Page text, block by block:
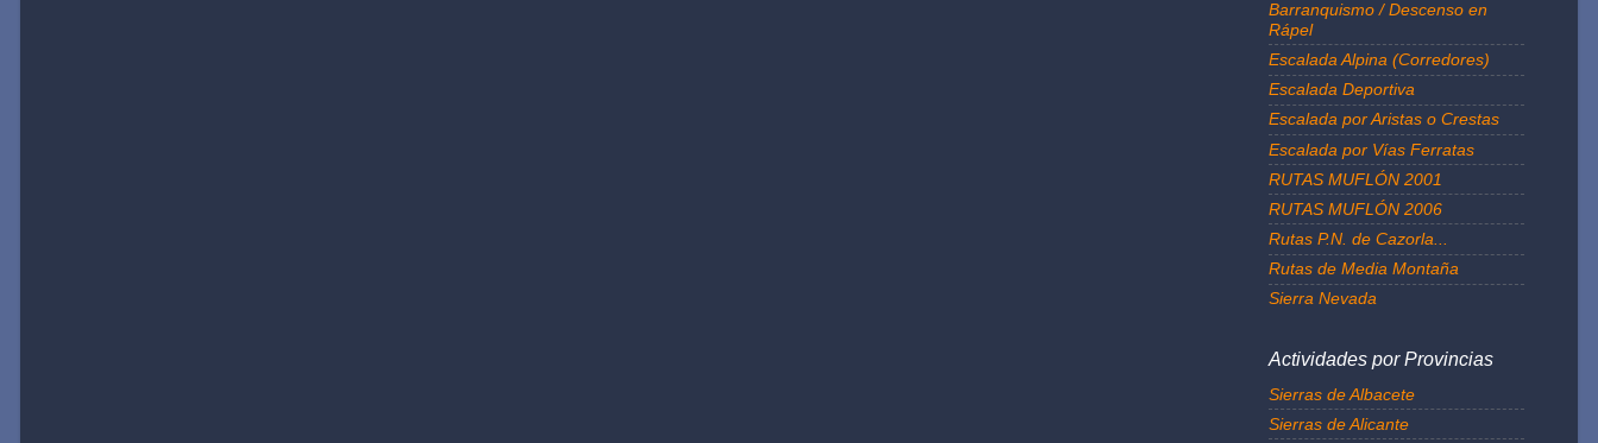
Barranquismo / Descenso en
Rápel
Escalada Alpina (Corredores)
Escalada Deportiva
Escalada por Aristas o Crestas
Escalada por Vías Ferratas
RUTAS MUFLÓN 2001
RUTAS MUFLÓN 2006
Rutas P.N. de Cazorla...
Rutas de Media Montaña
Sierra Nevada
Actividades por Provincias
Sierras de Albacete
Sierras de Alicante